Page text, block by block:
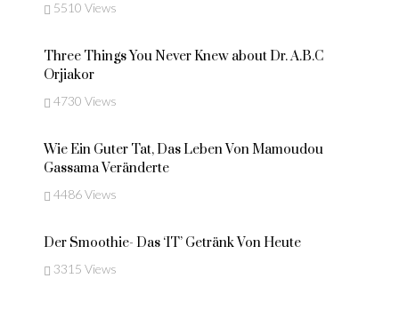
5510 Views
Three Things You Never Knew about Dr. A.B.C
Orjiakor
4730 Views
Wie Ein Guter Tat, Das Leben Von Mamoudou
Gassama Veränderte
4486 Views
Der Smoothie- Das ‘IT’ Getränk Von Heute
3315 Views